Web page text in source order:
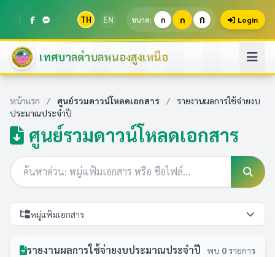
TH EN ขนาด: ก ก ก Login
เทศบาลตำบลหนองสูงเหนือ
หน้าแรก / ศูนย์รวมดาวน์โหลดเอกสาร /
รายงานผลการใช้จ่ายงบ
ประมาณประจำปี
ศูนย์รวมดาวน์โหลดเอกสาร
หมู่แฟ้มเอกสาร
รายงานผลการใช้จ่ายงบประมาณประจำปี พบ 0 รายการ